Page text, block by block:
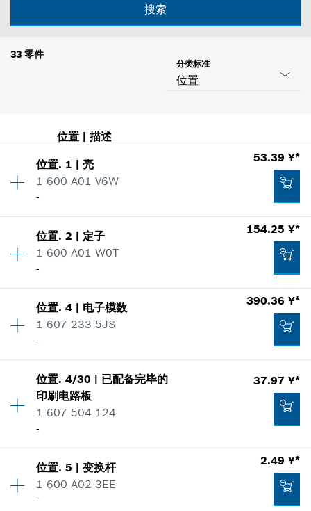
搜索
33 零件
位置
分类标准
位置| 描述
位置. 1 |壳
1 600 A01 V6W
-
53.39 ¥*
数量 1
价格类组: 00
使用证明
显示在插图
53.39 ¥*
位置.2 | 定子
1 600 A01 W0T
-
154.25 ¥*
价格类组:00
显示在插图
154.25 ¥*
*显示的价格包含增值税
位置.4 | 电子模数
1 607 233 5JS
-
390.36 ¥*
数量 1
价格类组:00
零件信息
显示在插图
位置.4/30 | 已配备完毕的
印刷电路板
1 607 504 124
-
37.97 ¥*
数量 1
价格类组: 00
位置.5 |变换杆
1 600 A02 3EE
-
2.49 ¥*